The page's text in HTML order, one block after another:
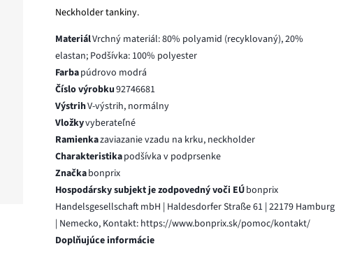
Neckholder tankiny.
MateriálVrchný materiál: 80% polyamid (recyklovaný), 20%
elastan; Podšívka: 100% polyester
Farbapúdrovo modrá
Číslo výrobku92746681
VýstrihV-výstrih, normálny
Vložkyvyberateľné
Ramienkazaviazanie vzadu na krku, neckholder
Charakteristikapodšívka v podprsenke
Značkabonprix
Hospodársky subjekt je zodpovedný voči EÚbonprix
Handelsgesellschaft mbH | Haldesdorfer Straße 61 | 22179 Hamburg
| Nemecko, Kontakt: https://www.bonprix.sk/pomoc/kontakt/
Doplňujúce informácie